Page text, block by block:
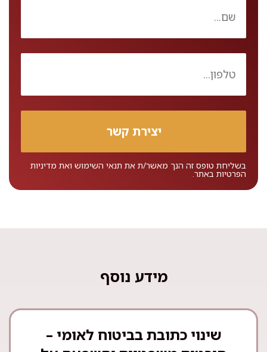
בשליחת טופס זה הנך מאשר/ת את תנאי השימוש ואת מדיניות
הפרטיות באתר.
מידע נוסף
שינוי כתובת בביטוח לאומי –